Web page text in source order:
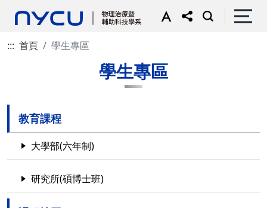
::: 首頁 學生專區
學生專區
教育課程
大學部(六年制)
研究所(碩博士班)